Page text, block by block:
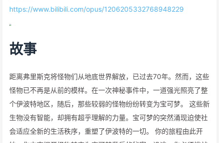
https://www.bilibili.com/opus/1206205332768948229
故事
距离弗里斯克将怪物们从地底世界解放，已过去70年。然而，这些
怪物已不再是从前的模样。在一次神秘事件中，一道强光照亮了整
个伊波特地区，随后，那些较弱的怪物纷纷转变为宝可梦。 这些新
生物没有智能，却拥有超乎理解的力量。宝可梦的突然涌现迫使社
会适应全新的生活秩序，重塑了伊波特的一切。 你的旅程由此开